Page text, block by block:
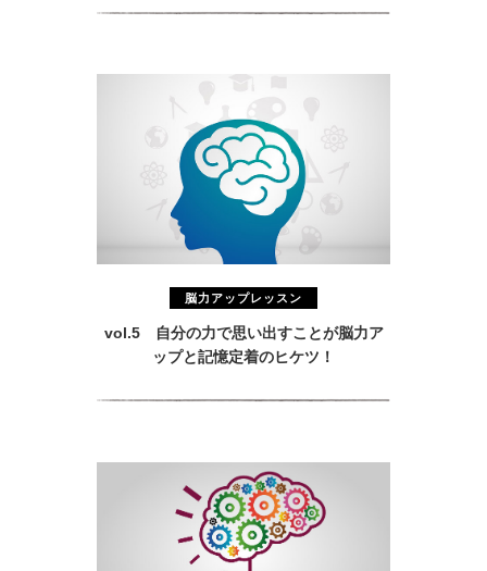
脳力アップレッスン
vol.5 自分の力で思い出すことが脳力ア
ップと記憶定着のヒケツ！